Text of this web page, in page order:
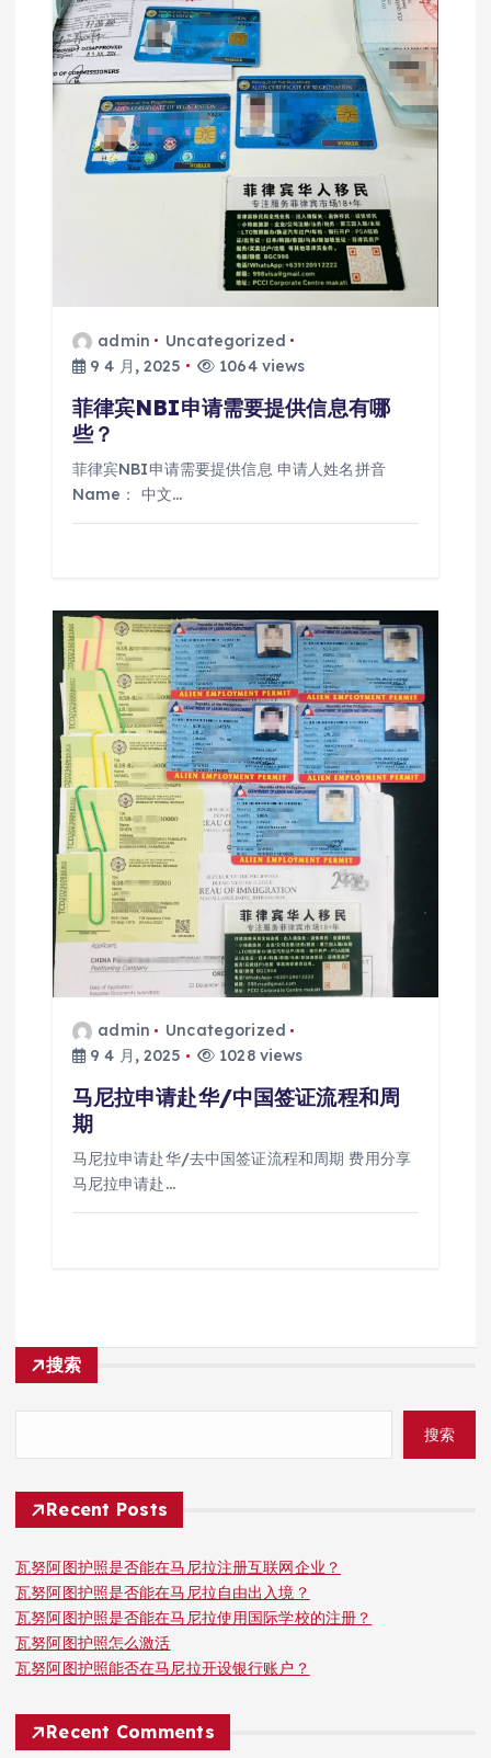
admin
Uncategorized
9 4 月, 2025
1064 views
菲律宾NBI申请需要提供信息有哪
些？
菲律宾NBI申请需要提供信息 申请人姓名拼音
Name： 中文…
admin
Uncategorized
9 4 月, 2025
1028 views
马尼拉申请赴华/中国签证流程和周
期
马尼拉申请赴华/去中国签证流程和周期 费用分享
马尼拉申请赴…
搜索
搜索
Recent Posts
瓦努阿图护照是否能在马尼拉注册互联网企业？
瓦努阿图护照是否能在马尼拉自由出入境？
瓦努阿图护照是否能在马尼拉使用国际学校的注册？
瓦努阿图护照怎么激活
瓦努阿图护照能否在马尼拉开设银行账户？
Recent Comments